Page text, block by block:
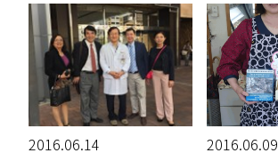
2016.06.14 2016.06.09